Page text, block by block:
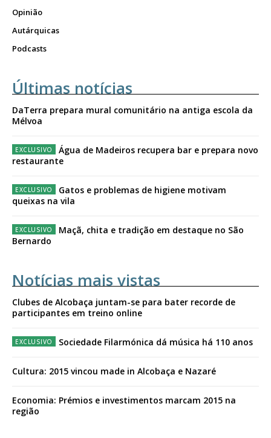
Opinião
Autárquicas
Podcasts
Últimas notícias
DaTerra prepara mural comunitário na antiga escola da
Mélvoa
Água de Madeiros recupera bar e prepara novo
restaurante
Gatos e problemas de higiene motivam
queixas na vila
Maçã, chita e tradição em destaque no São
Bernardo
Notícias mais vistas
Clubes de Alcobaça juntam-se para bater recorde de
participantes em treino online
Sociedade Filarmónica dá música há 110 anos
Cultura: 2015 vincou made in Alcobaça e Nazaré
Economia: Prémios e investimentos marcam 2015 na
região